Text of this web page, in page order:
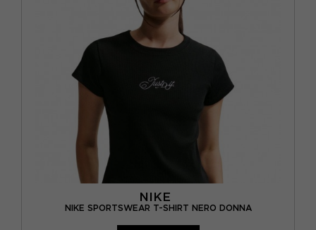
NIKE
NIKE SPORTSWEAR T-SHIRT NERO DONNA